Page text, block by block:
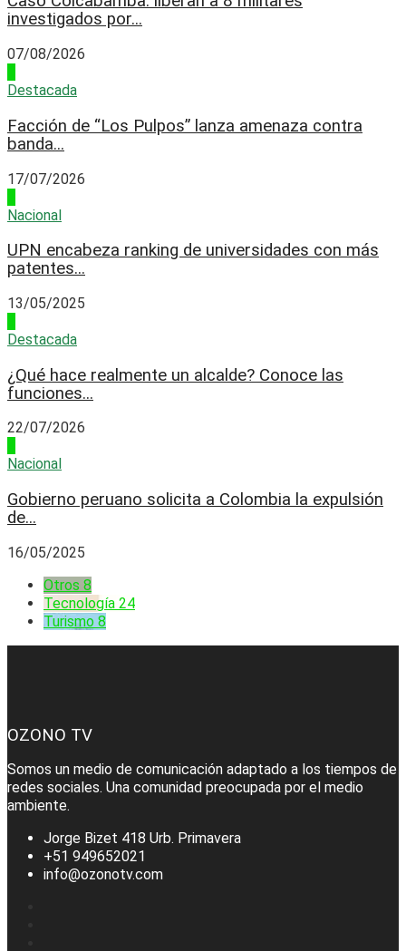
investigados por...
07/08/2026
Destacada
Facción de “Los Pulpos” lanza amenaza contra
banda...
17/07/2026
Nacional
UPN encabeza ranking de universidades con más
patentes...
13/05/2025
Destacada
¿Qué hace realmente un alcalde? Conoce las
funciones...
22/07/2026
Nacional
Gobierno peruano solicita a Colombia la expulsión
de...
16/05/2025
Otros 8
Tecnología 24
Turismo 8
OZONO TV
Somos un medio de comunicación adaptado a los tiempos de
redes sociales. Una comunidad preocupada por el medio
ambiente.
Jorge Bizet 418 Urb. Primavera
+51 949652021
info@ozonotv.com